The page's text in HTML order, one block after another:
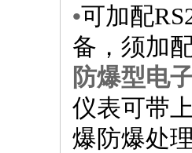
•可加配
备，须加
防爆型电
仪表可带
爆防爆处